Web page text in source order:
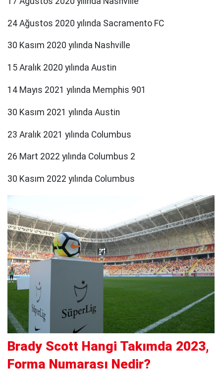
24 Ağustos 2020 yılında Sacramento FC
30 Kasım 2020 yılında Nashville
15 Aralık 2020 yılında Austin
14 Mayıs 2021 yılında Memphis 901
30 Kasım 2021 yılında Austin
23 Aralık 2021 yılında Columbus
26 Mart 2022 yılında Columbus 2
30 Kasım 2022 yılında Columbus
Brady Scott Hangi Takımda 2023,
Forma Numarası Nedir?